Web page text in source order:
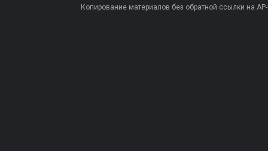
Копирование материалов без обратной ссылки на